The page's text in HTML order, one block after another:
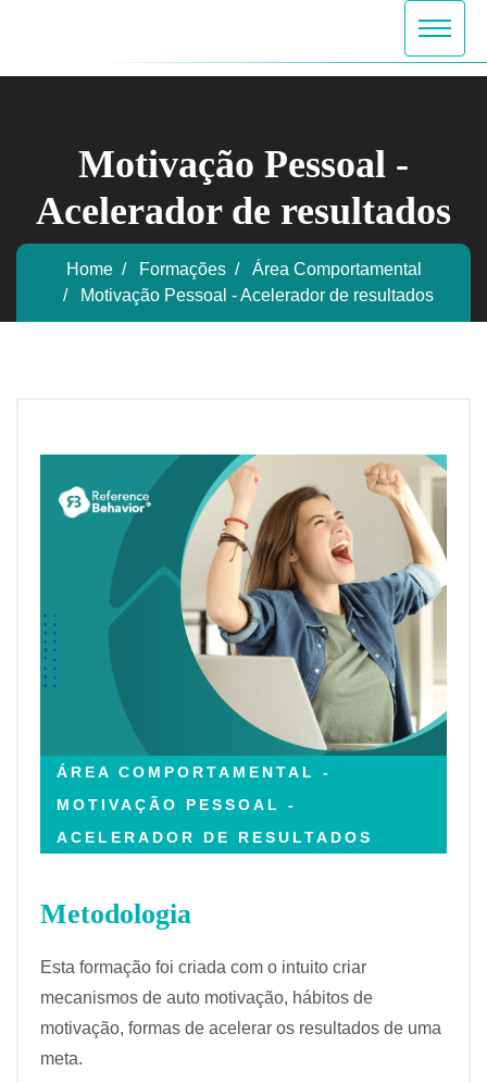
Motivação Pessoal -
Acelerador de resultados
Home Formações
Área Comportamental
Motivação Pessoal - Acelerador de resultados
ÁREA COMPORTAMENTAL -
MOTIVAÇÃO PESSOAL -
ACELERADOR DE RESULTADOS
Metodologia
Esta formação foi criada com o intuito criar
mecanismos de auto motivação, hábitos de
motivação, formas de acelerar os resultados de uma
meta.